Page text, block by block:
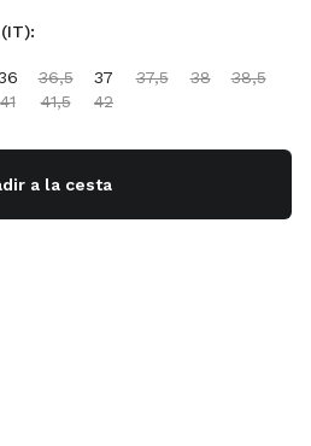
36,5 37 37,5 38
38,5
41 41,5 42
a la cesta